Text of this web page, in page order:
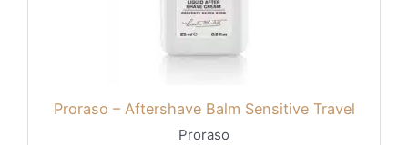
Proraso – Aftershave Balm Sensitive Travel
Proraso